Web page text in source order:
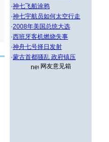
·神七飞船涂鸦
·神七宇航员如何太空行走
·2008年美国总统大选
·西班牙客机燃烧失事
·神舟七号择日发射
·蒙古首都骚乱 政府镇压
网友意见箱